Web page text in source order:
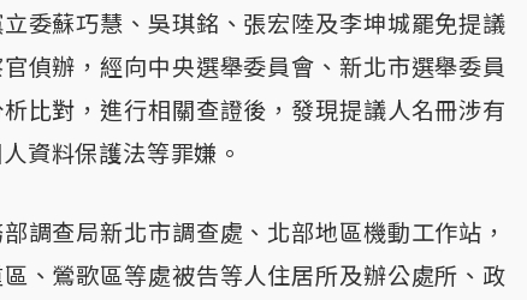
委蘇巧慧、吳琪銘、張宏陸及李坤城罷免提議
偵辦，經向中央選舉委員會、新北市選舉委員
比對，進行相關查證後，發現提議人名冊涉有
資料保護法等罪嫌。
調查局新北市調查處、北部地區機動工作站，
、鶯歌區等處被告等人住居所及辦公處所、政